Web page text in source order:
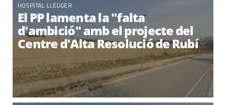
HOSPITAL LLEUGER
El PP lamenta la "falta
d'ambició" amb el projecte del
Centre d'Alta Resolució de Rubí